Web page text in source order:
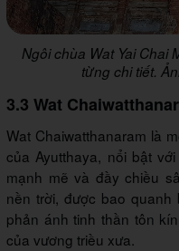
Ngôi chùa Wat Yai Chai
từng chi tiết.
3.3 Wat
Wat Chaiwatthanaram là
của Ayutthaya, nổi bật
mạnh mẽ và đầy chiều
nền trời, được bao
phản ánh tinh thần tôn
của vương triều xưa.